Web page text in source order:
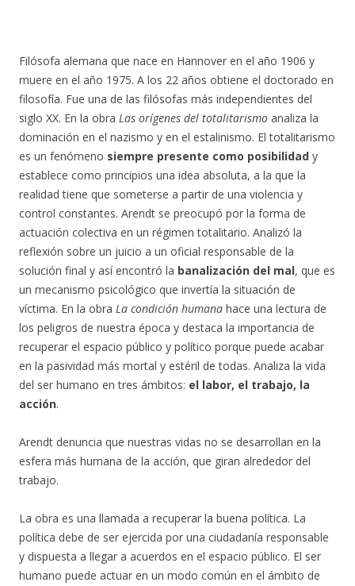
Filósofa alemana que nace en Hannover en el año 1906 y
muere en el año 1975. A los 22 años obtiene el doctorado en
filosofía. Fue una de las filósofas más independientes del
siglo XX. En la obra Las orígenes del totalitarismo analiza la
dominación en el nazismo y en el estalinismo. El totalitarismo
es un fenómeno siempre presente como posibilidad y
establece como principios una idea absoluta, a la que la
realidad tiene que someterse a partir de una violencia y
control constantes. Arendt se preocupó por la forma de
actuación colectiva en un régimen totalitario. Analizó la
reflexión sobre un juicio a un oficial responsable de la
solución final y así encontró la banalización del mal, que es
un mecanismo psicológico que invertía la situación de
víctima. En la obra La condición humana hace una lectura de
los peligros de nuestra época y destaca la importancia de
recuperar el espacio público y político porque puede acabar
en la pasividad más mortal y estéril de todas. Analiza la vida
del ser humano en tres ámbitos: el labor, el trabajo, la
acción.
Arendt denuncia que nuestras vidas no se desarrollan en la
esfera más humana de la acción, que giran alrededor del
trabajo.
La obra es una llamada a recuperar la buena política. La
política debe de ser ejercida por una ciudadanía responsable
y dispuesta a llegar a acuerdos en el espacio público. El ser
humano puede actuar en un modo común en el ámbito de